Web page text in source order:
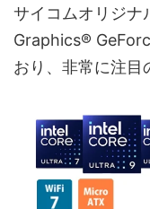
サイコムオリジナ
Graphics®
おり、非常に注目